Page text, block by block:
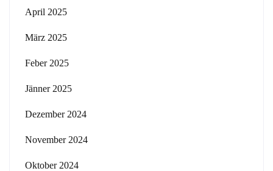
April 2025
März 2025
Feber 2025
Jänner 2025
Dezember 2024
November 2024
Oktober 2024